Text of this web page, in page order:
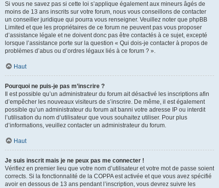
Si vous ne savez pas si cette loi s’applique également aux mineurs âgés de
moins de 13 ans inscrits sur votre forum, nous vous conseillons de contacter
un conseiller juridique qui pourra vous renseigner. Veuillez noter que phpBB
Limited et que les propriétaires de ce forum ne peuvent pas vous proposer
d’assistance légale et ne doivent donc pas être contactés à ce sujet, excepté
lorsque l’assistance porte sur la question « Qui dois-je contacter à propos de
problèmes d’abus ou d’ordres légaux liés à ce forum ? ».
Haut
Pourquoi ne puis-je pas m’inscrire ?
Il est possible qu’un administrateur du forum ait désactivé les inscriptions afin
d’empêcher les nouveaux visiteurs de s’inscrire. De même, il est également
possible qu’un administrateur du forum ait banni votre adresse IP ou interdit
l’utilisation du nom d’utilisateur que vous souhaitez utiliser. Pour plus
d’informations, veuillez contacter un administrateur du forum.
Haut
Je suis inscrit mais je ne peux pas me connecter !
Vérifiez en premier lieu que votre nom d’utilisateur et votre mot de passe soient
corrects. Si la fonctionnalité de la COPPA est activée et que vous avez spécifié
avoir en dessous de 13 ans pendant l’inscription, vous devrez suivre les